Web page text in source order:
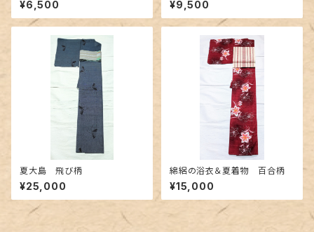
¥6,500 ¥9,500
夏大島 飛び柄
¥25,000
綿絽の浴衣＆夏着物 百合柄
¥15,000